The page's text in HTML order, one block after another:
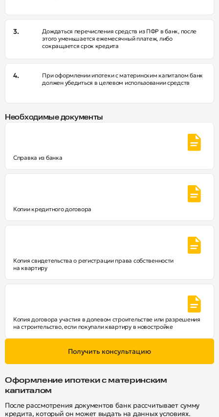
Дождаться перечисления средств из ПФР в банк, после
этого уменьшается ежемесячный платеж, либо
сокращается срок кредита
При оформлении ипотеки с материнским капиталом банк
должен убедиться в целевом использовании средств
Необходимые документы
Справка из банка
Копии кредитного договора
Копия свидетельства о регистрации права собственности
на квартиру
Копия договора участия в долевом строительстве или разрешения
на строительство, если покупали квартиру в новостройке
Получить консультацию
Оформление ипотеки с материнским
капиталом
После рассмотрения документов банк рассчитывает сумму
кредита, который он может выдать на данных условиях.